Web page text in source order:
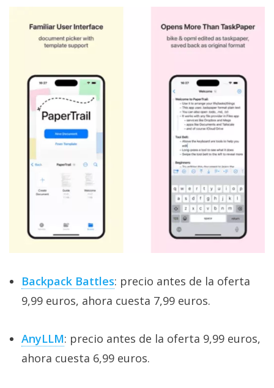
Backpack Battles: precio antes de la oferta
9,99 euros, ahora cuesta 7,99 euros.
AnyLLM: precio antes de la oferta 9,99 euros,
ahora cuesta 6,99 euros.